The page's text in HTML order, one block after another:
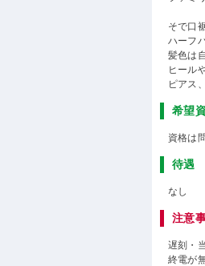
そで口
ハーフ
髪色は
ヒール
ピアス
希望
資格は
待遇
なし
注意
遅刻・
終電が